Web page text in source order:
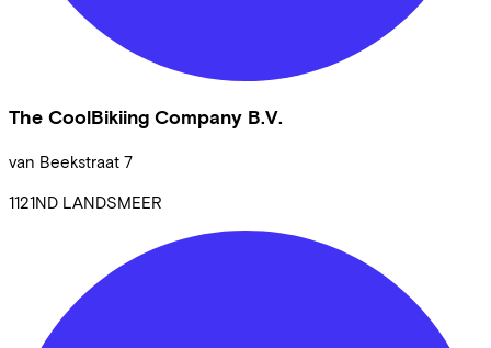
The CoolBikiing Company B.V.
van Beekstraat 7
1121ND LANDSMEER